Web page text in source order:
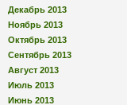
Декабрь 2013
Ноябрь 2013
Октябрь 2013
Сентябрь 2013
Август 2013
Июль 2013
Июнь 2013